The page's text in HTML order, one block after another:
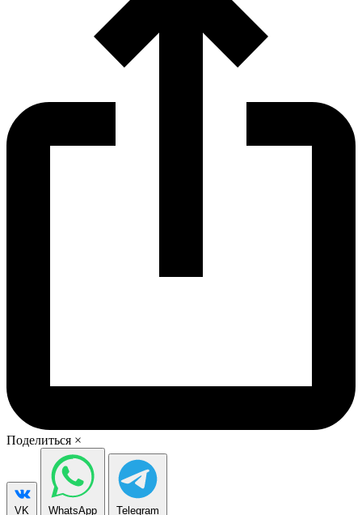
Поделиться ×
VK WhatsApp Telegram